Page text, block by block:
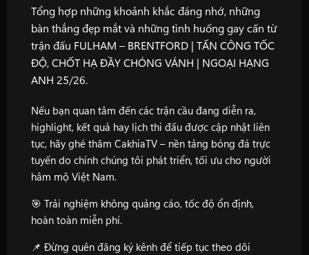
Tổng hợp những khoảnh khắc đáng nhớ, những
bàn thắng đẹp mắt và những tình huống gay cấn từ
trận đấu FULHAM – BRENTFORD | TẤN CÔNG TỐC
ĐỘ, CHỐT HẠ ĐẦY CHÓNG VÁNH | NGOẠI HẠNG
ANH 25/26.
Nếu bạn quan tâm đến các trận cầu đang diễn ra,
highlight, kết quả hay lịch thi đấu được cập nhật liên
tục, hãy ghé thăm CakhiaTV – nền tảng bóng đá trực
tuyến do chính chúng tôi phát triển, tối ưu cho người
hâm mộ Việt Nam.
🎯 Trải nghiệm không quảng cáo, tốc độ ổn định,
hoàn toàn miễn phí.
📌 Đừng quên đăng ký kênh để tiếp tục theo dõi